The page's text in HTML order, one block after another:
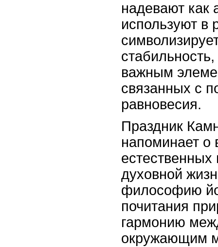
надевают как
используют в
важным
связанных с
равновесия.
Праздник
напоминает о
духовной
философию
почитания
гармонию
окружающим